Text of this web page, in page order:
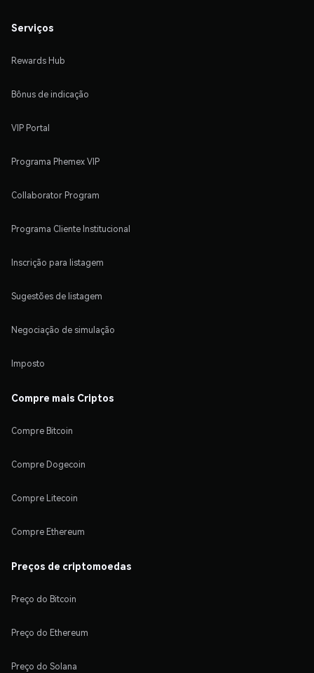
Serviços
Rewards Hub
Bônus de indicação
VIP Portal
Programa Phemex VIP
Collaborator Program
Programa Cliente Institucional
Inscrição para listagem
Sugestões de listagem
Negociação de simulação
Imposto
Compre mais Criptos
Compre Bitcoin
Compre Dogecoin
Compre Litecoin
Compre Ethereum
Preços de criptomoedas
Preço do Bitcoin
Preço do Ethereum
Preço do Solana